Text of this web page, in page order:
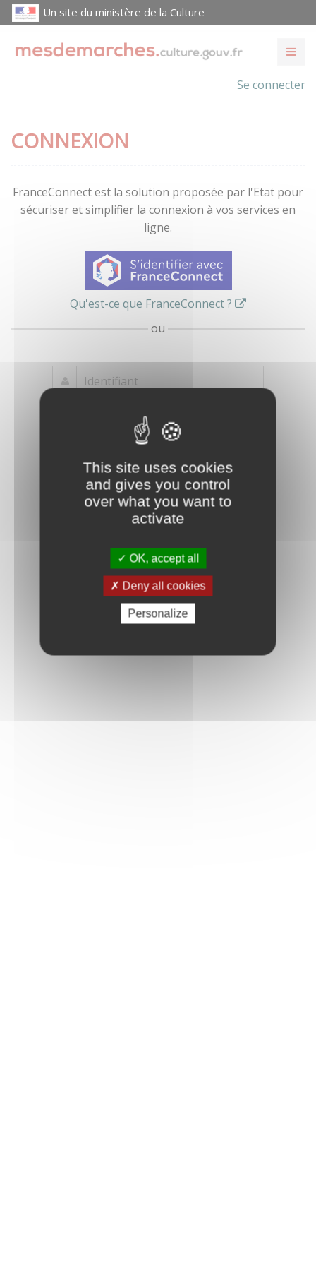
This site uses cookies
and gives you control
over what you want to
activate
OK, accept all
Deny all cookies
Personalize
Un site du ministère de la Culture
Se connecter
CONNEXION
FranceConnect est la solution proposée par l'Etat pour
sécuriser et simplifier la connexion à vos services en
ligne.
Qu'est-ce que FranceConnect ?
ou
oublié ?
compte
Connexion